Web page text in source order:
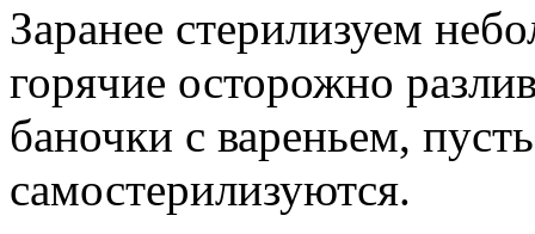
Заранее стерилизуем
горячие осторожно
баночки с вареньем,
самостерилизуются.